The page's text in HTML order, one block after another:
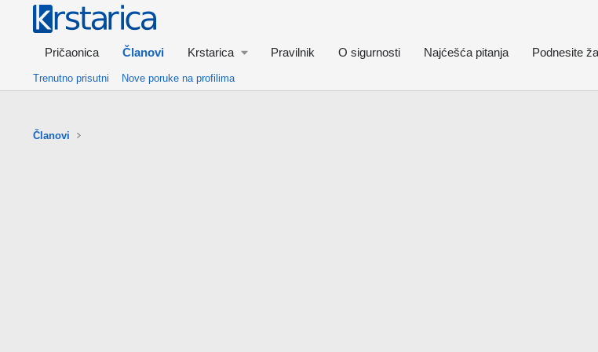
Pričaonica Članovi Krstarica Pravilnik O sigurnosti Najćešća pitanja Podnesite
Trenutno prisutni Nove poruke na profilima
Članovi